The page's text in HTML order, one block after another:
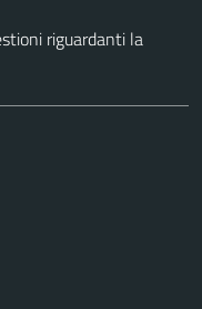
riguardanti la